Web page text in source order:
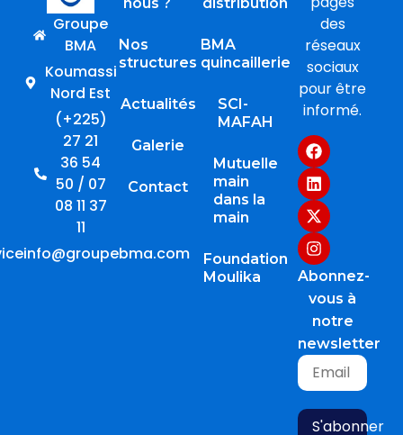
Groupe
BMA
Koumassi
Nord Est
(+225)
27 21
36 54
50 / 07
08 11 37
11
Nos
structures
Actualités
Galerie
Contact
BMA
quincaillerie
SCI-
MAFAH
Mutuelle
main
dans la
main
Foundation
Moulika
des
réseaux
sociaux
pour être
informé.
Abonnez-
vous à
notre
newsletter
S'abonner